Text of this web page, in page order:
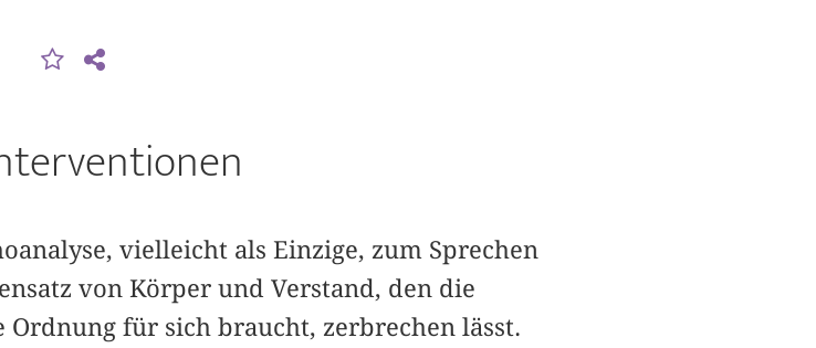
vielleicht als Einzige, zum Sprechen
von Körper und Verstand, den die
für sich braucht, zerbrechen lässt.